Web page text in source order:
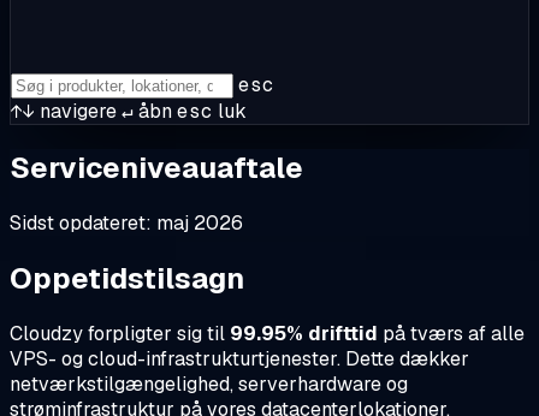
esc
↑↓ navigere↵åbnesc luk
Serviceniveauaftale
Sidst opdateret: maj 2026
Oppetidstilsagn
Cloudzy forpligter sig til 99.95% drifttid på tværs af alle
VPS- og cloud-infrastrukturtjenester. Dette dækker
netværkstilgængelighed, serverhardware og
strøminfrastruktur på vores datacenterlokationer.